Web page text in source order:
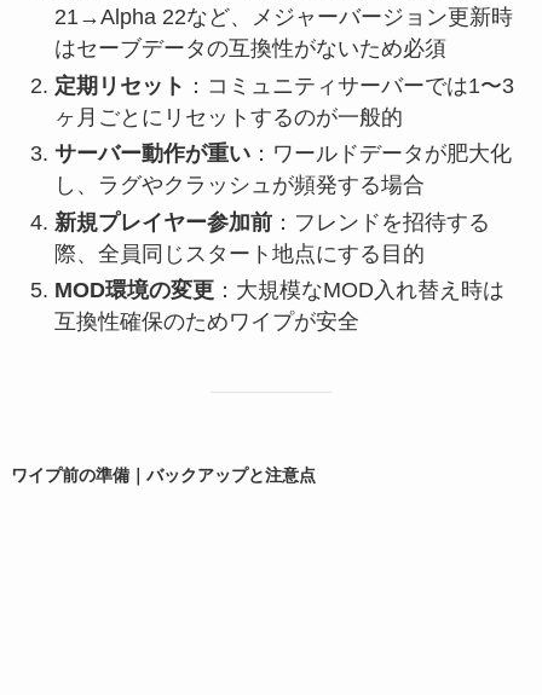
21→Alpha 22など、メジャーバージョン更新時
はセーブデータの互換性がないため必須
定期リセット ：コミュニティサーバーでは1〜3
ヶ月ごとにリセットするのが一般的
サーバー動作が重い：ワールドデータが肥大化
し、ラグやクラッシュが頻発する場合
新規プレイヤー参加前：フレンドを招待する
際、全員同じスタート地点にする目的
MOD環境の変更：大規模なMOD入れ替え時は
互換性確保のためワイプが安全
ワイプ前の準備｜バックアップと注意点